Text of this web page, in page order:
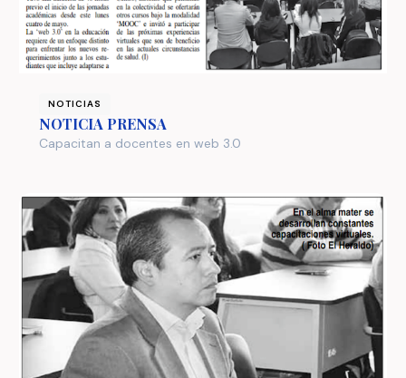
NOTICIAS
NOTICIA PRENSA
Capacitan a docentes en web 3.0